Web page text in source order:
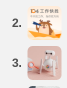
2.
3.